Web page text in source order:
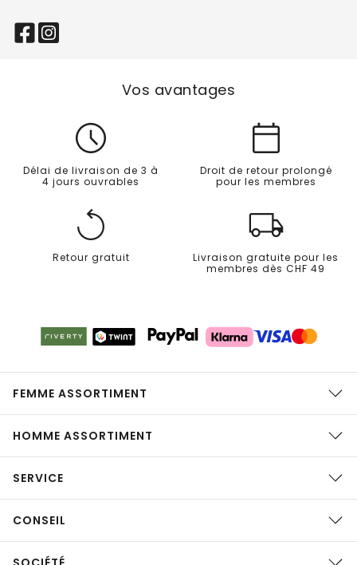
Vos avantages
Délai de livraison de 3 à
4 jours ouvrables
Droit de retour prolongé
pour les membres
Retour gratuit
Livraison gratuite pour les
membres dès CHF 49
FEMME ASSORTIMENT
HOMME ASSORTIMENT
SERVICE
CONSEIL